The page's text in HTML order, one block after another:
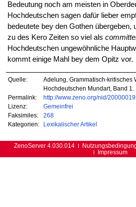
Bedeutung noch am meisten in
Hochdeutschen sagen dafür lieber
bedeutete bey den Gothen übergeben,
zu des Kero Zeiten so viel als
Hochdeutschen ungewöhnliche
kommt einige Mahl bey dem Opitz vor.
Quelle:
Adelung, Grammatisch-kritisches
Hochdeutschen Mundart, Band 1.
Permalink:
http://www.zeno.org/nid/
Lizenz:
Gemeinfrei
Faksimiles:
268
Kategorien:
Lexikalischer Artikel
ZenoServer 4.030.014
Impressum